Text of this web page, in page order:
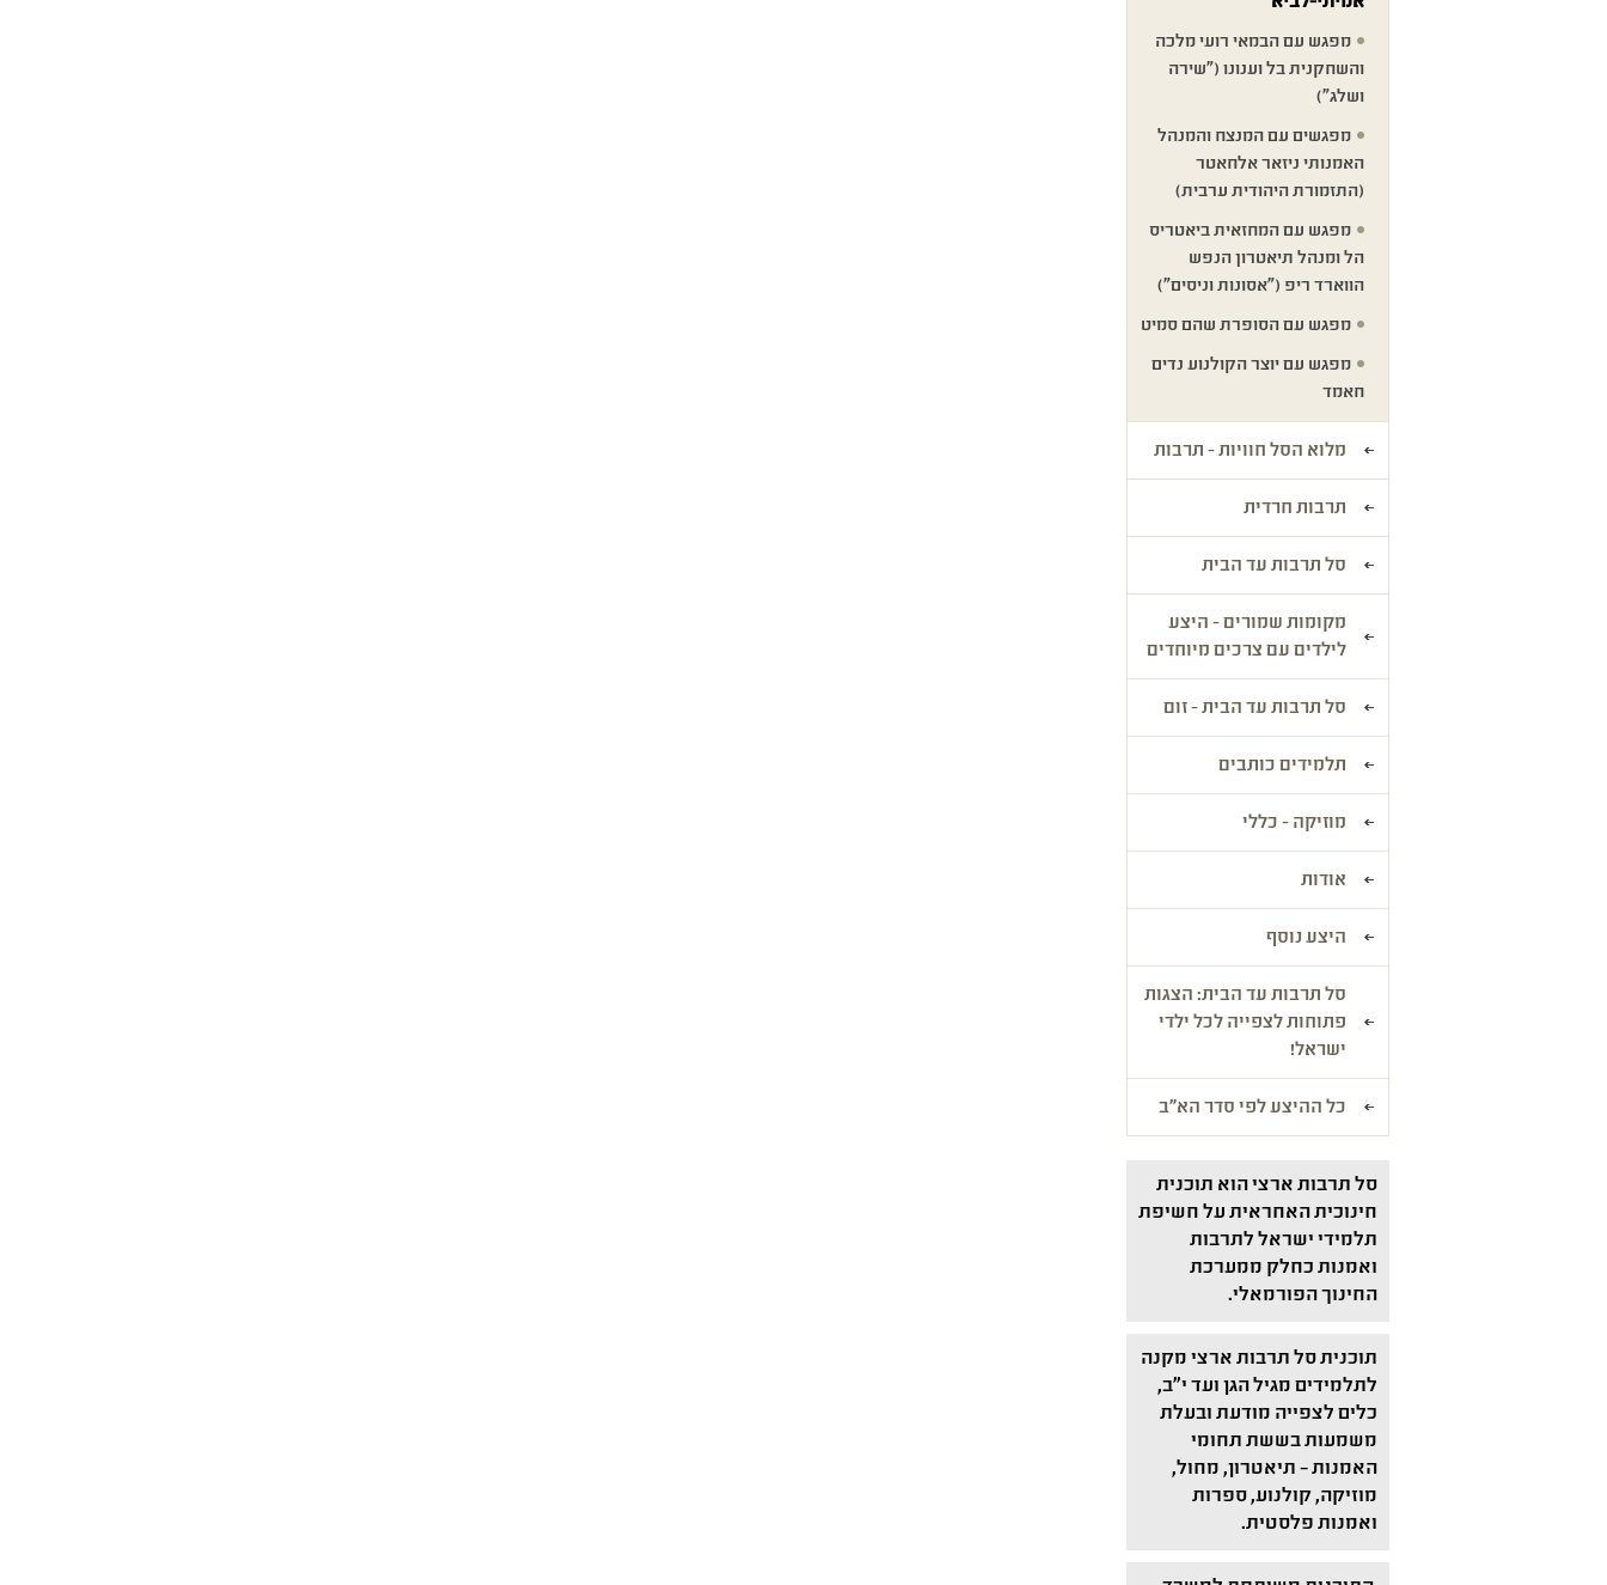
מפגש עם הבמאי רועי מלכה
והשחקנית בל וענונו ("שירה
ושלג")
מפגשים עם המנצח והמנהל
האמנותי ניזאר אלחאטר
(התזמורת היהודית ערבית)
מפגש עם המחזאית ביאטריס
הל ומנהל תיאטרון הנפש
הווארד ריפ ("אסונות וניסים")
מפגש עם הסופרת שהם סמיט
מפגש עם יוצר הקולנוע נדים
חאמד
מלוא הסל חוויות - תרבות
תרבות חרדית
סל תרבות עד הבית
מקומות שמורים - היצע
לילדים עם צרכים מיוחדים
סל תרבות עד הבית - זום
תלמידים כותבים
מוזיקה - כללי
אודות
היצע נוסף
סל תרבות עד הבית: הצגות
פתוחות לצפייה לכל ילדי
ישראל!
כל ההיצע לפי סדר הא"ב
סל תרבות ארצי הוא תוכנית
חינוכית האחראית על חשיפת
תלמידי ישראל לתרבות
ואמנות כחלק ממערכת
החינוך הפורמאלי.
תוכנית סל תרבות ארצי מקנה
לתלמידים מגיל הגן ועד י"ב,
כלים לצפייה מודעת ובעלת
משמעות בששת תחומי
האמנות – תיאטרון, מחול,
מוזיקה, קולנוע, ספרות
ואמנות פלסטית.